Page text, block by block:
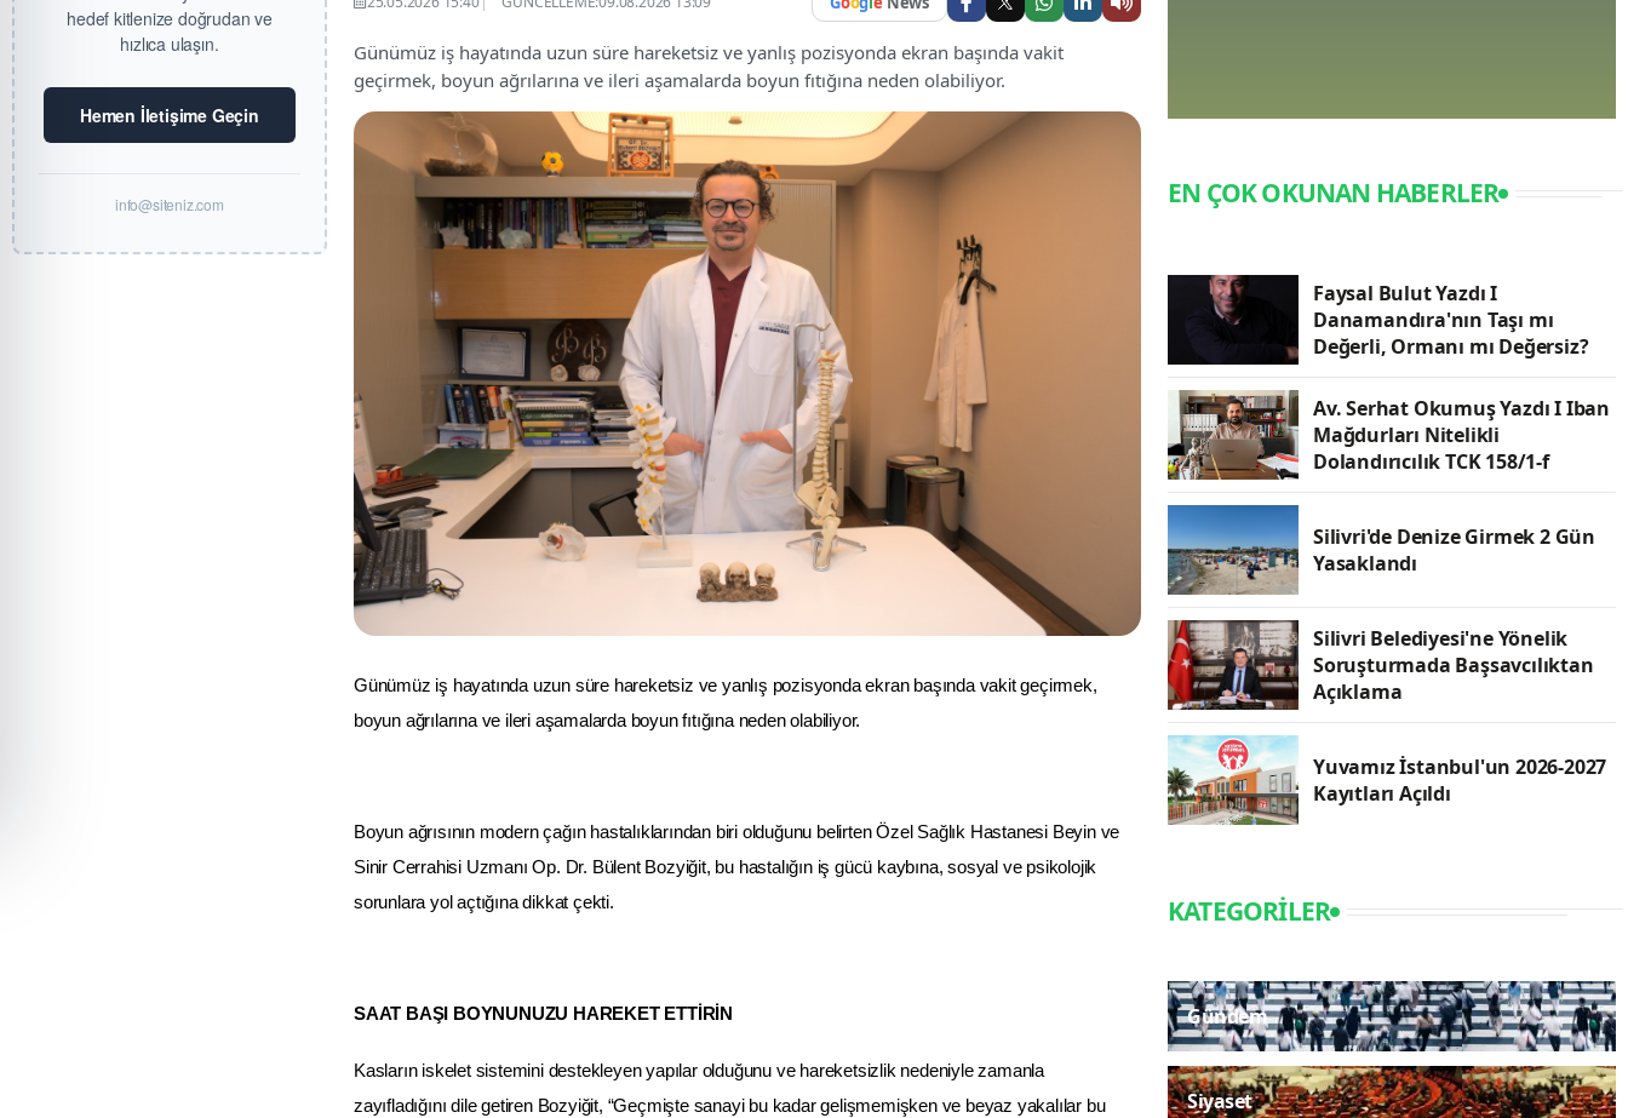
hedef kitlenize doğrudan ve
hızlıca ulaşın.
Hemen İletişime Geçin
info@siteniz.com
Günümüz iş hayatında uzun süre hareketsiz ve yanlış pozisyonda ekran başında vakit
geçirmek, boyun ağrılarına ve ileri aşamalarda boyun fıtığına neden olabiliyor.
Günümüz iş hayatında uzun süre hareketsiz ve yanlış pozisyonda ekran başında vakit geçirmek,
boyun ağrılarına ve ileri aşamalarda boyun fıtığına neden olabiliyor.
Boyun ağrısının modern çağın hastalıklarından biri olduğunu belirten Özel Sağlık Hastanesi Beyin ve
Sinir Cerrahisi Uzmanı Op. Dr. Bülent Bozyiğit, bu hastalığın iş gücü kaybına, sosyal ve psikolojik
sorunlara yol açtığına dikkat çekti.
SAAT BAŞI BOYNUNUZU HAREKET ETTİRİN
Kasların iskelet sistemini destekleyen yapılar olduğunu ve hareketsizlik nedeniyle zamanla
zayıfladığını dile getiren Bozyiğit, “Geçmişte sanayi bu kadar gelişmemişken ve beyaz yakalılar bu
EN ÇOK OKUNAN HABERLER
Faysal Bulut Yazdı I
Danamandıra'nın Taşı mı
Değerli, Ormanı mı Değersiz?
Av. Serhat Okumuş Yazdı I Iban
Mağdurları Nitelikli
Dolandırıcılık TCK 158/1-f
Silivri'de Denize Girmek 2 Gün
Yasaklandı
Silivri Belediyesi'ne Yönelik
Soruşturmada Başsavcılıktan
Açıklama
Yuvamız İstanbul'un 2026-2027
Kayıtları Açıldı
KATEGORILER
Gündem
Siyaset